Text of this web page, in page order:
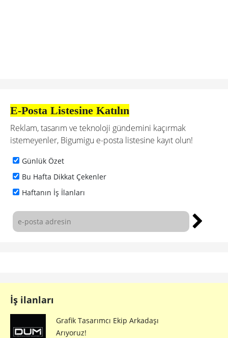
E-Posta Listesine Katılın
Reklam, tasarım ve teknoloji gündemini kaçırmak
istemeyenler, Bigumigu e-posta listesine kayıt olun!
Günlük Özet
Bu Hafta Dikkat Çekenler
Haftanın İş İlanları
İş ilanları
Grafik Tasarımcı Ekip Arkadaşı
Arıyoruz!